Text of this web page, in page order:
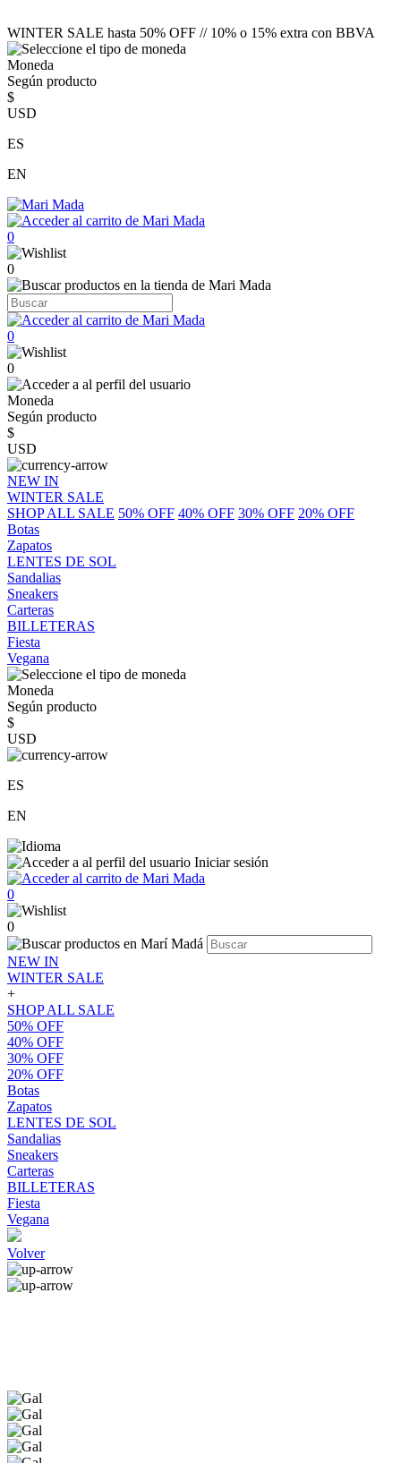
WINTER SALE hasta 50% OFF // 10% o 15% extra con BBVA
Moneda
Según producto
$
USD
ES
EN
0
0
0
0
Moneda
Según producto
$
USD
NEW IN
WINTER SALE
SHOP ALL SALE 50% OFF 40% OFF 30% OFF 20% OFF
Botas
Zapatos
LENTES DE SOL
Sandalias
Sneakers
Carteras
BILLETERAS
Fiesta
Vegana
Moneda
Según producto
$
USD
ES
EN
Iniciar sesión
0
0
NEW IN
WINTER SALE
+
SHOP ALL SALE
50% OFF
40% OFF
30% OFF
20% OFF
Botas
Zapatos
LENTES DE SOL
Sandalias
Sneakers
Carteras
BILLETERAS
Fiesta
Vegana
Volver